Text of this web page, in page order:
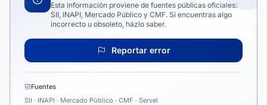
Esta información proviene de fuentes públicas oficiales:
SII, INAPI, Mercado Público y CMF. Si encuentras algo
incorrecto u obsoleto, házlo saber.
Reportar error
Fuentes
SII · INAPI · Mercado Público · CMF · Servel